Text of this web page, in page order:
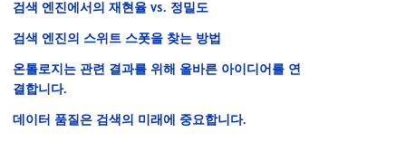
검색 엔진에서의 재현율 vs. 정밀도
검색 엔진의 스위트 스폿을 찾는 방법
온톨로지는 관련 결과를 위해 올바른 아이디어를 연
결합니다.
데이터 품질은 검색의 미래에 중요합니다.